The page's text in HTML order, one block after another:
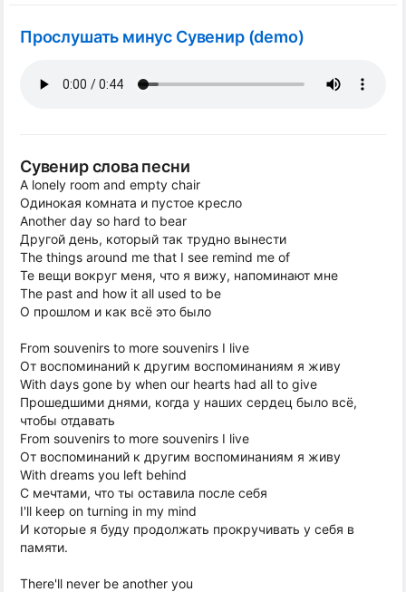
Прослушать минус Сувенир (demo)
Сувенир слова песни
A lonely room and empty chair
Одинокая комната и пустое кресло
Another day so hard to bear
Другой день, который так трудно вынести
The things around me that I see remind me of
Те вещи вокруг меня, что я вижу, напоминают мне
The past and how it all used to be
О прошлом и как всё это было
From souvenirs to more souvenirs I live
От воспоминаний к другим воспоминаниям я живу
With days gone by when our hearts had all to give
Прошедшими днями, когда у наших сердец было всё,
чтобы отдавать
From souvenirs to more souvenirs I live
От воспоминаний к другим воспоминаниям я живу
With dreams you left behind
С мечтами, что ты оставила после себя
I'll keep on turning in my mind
И которые я буду продолжать прокручивать у себя в
памяти.
There'll never be another you